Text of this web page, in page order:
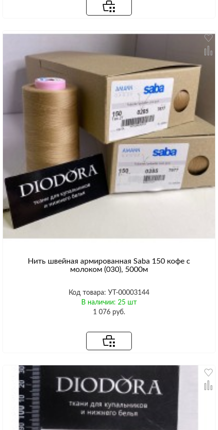
Нить швейная армированная Saba 150 кофе с
молоком (030), 5000м
Код товара: УТ-00003144
В наличии: 25 шт
1 076 руб.